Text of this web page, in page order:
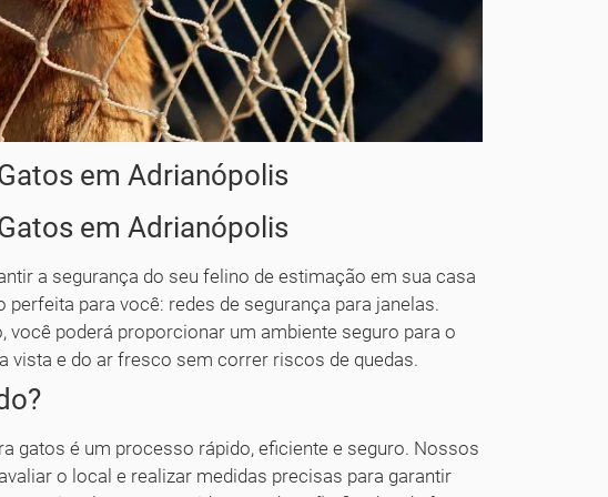
em Adrianópolis
em Adrianópolis
a segurança do seu felino de estimação em sua casa
para você: redes de segurança para janelas.
você poderá proporcionar um ambiente seguro para o
vista e do ar fresco sem correr riscos de quedas.
gatos é um processo rápido, eficiente e seguro. Nossos
o local e realizar medidas precisas para garantir